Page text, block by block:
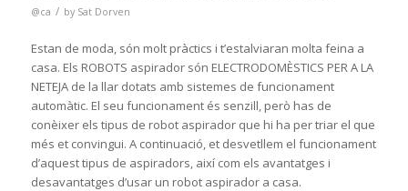
@ca / by Sat Dorven
Estan de moda, són molt pràctics i t’estalviaran molta feina a
casa. Els ROBOTS aspirador són ELECTRODOMÈSTICS PER A LA
NETEJA de la llar dotats amb sistemes de funcionament
automàtic. El seu funcionament és senzill, però has de
conèixer els tipus de robot aspirador que hi ha per triar el que
més et convingui. A continuació, et desvetllem el funcionament
d’aquest tipus de aspiradors, així com els avantatges i
desavantatges d’usar un robot aspirador a casa.